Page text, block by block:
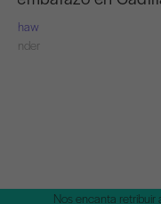
Nos encanta retribuir